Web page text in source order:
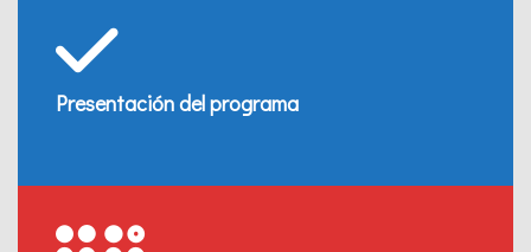
Presentación del programa